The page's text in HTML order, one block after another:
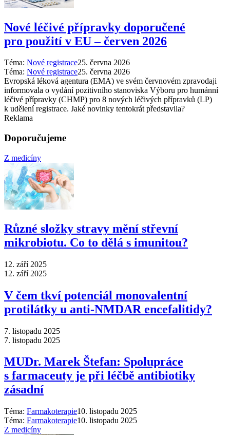
Nové léčivé přípravky doporučené
pro použití v EU –⁠ červen 2026
Téma: Nové registrace25. června 2026
Téma: Nové registrace25. června 2026
Evropská léková agentura (EMA) ve svém červnovém zpravodaji
informovala o vydání pozitivního stanoviska Výboru pro humánní
léčivé přípravky (CHMP) pro 8 nových léčivých přípravků (LP)
k udělení registrace. Jaké novinky tentokrát představila?
Reklama
Doporučujeme
Z medicíny
Různé složky stravy mění střevní
mikrobiotu. Co to dělá s imunitou?
12. září 2025
12. září 2025
V čem tkví potenciál monovalentní
protilátky u anti-NMDAR encefalitidy?
7. listopadu 2025
7. listopadu 2025
MUDr. Marek Štefan: Spolupráce
s farmaceuty je při léčbě antibiotiky
zásadní
Téma: Farmakoterapie10. listopadu 2025
Téma: Farmakoterapie10. listopadu 2025
Z medicíny